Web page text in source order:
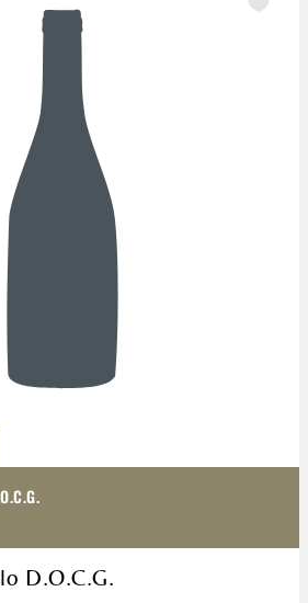
D.O.C.G.